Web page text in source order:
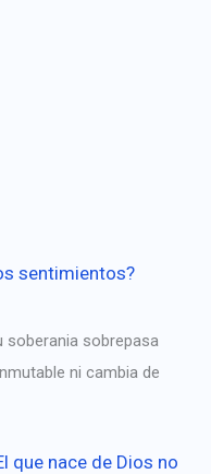
sentimientos?
soberania sobrepasa
ni cambia de
que nace de Dios no